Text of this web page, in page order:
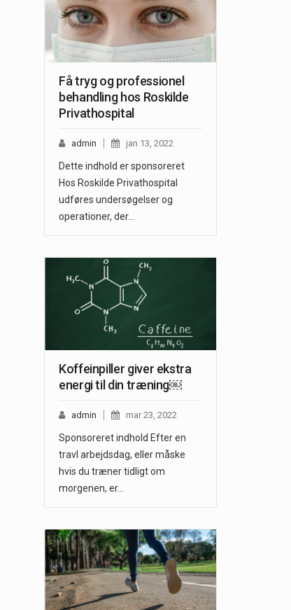
Få tryg og professionel
behandling hos Roskilde
Privathospital
admin jan 13, 2022
Dette indhold er sponsoreret
Hos Roskilde Privathospital
udføres undersøgelser og
operationer, der…
Koffeinpiller giver ekstra
energi til din træning￼
admin mar 23, 2022
Sponsoreret indhold Efter en
travl arbejdsdag, eller måske
hvis du træner tidligt om
morgenen, er…